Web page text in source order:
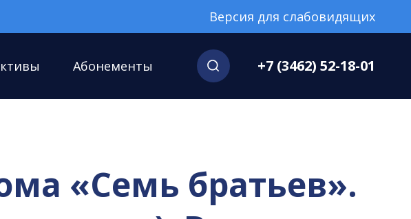
Версия для слабовидящих
Абонементы +7 (3462) 52-18-01
«Семь братьев».